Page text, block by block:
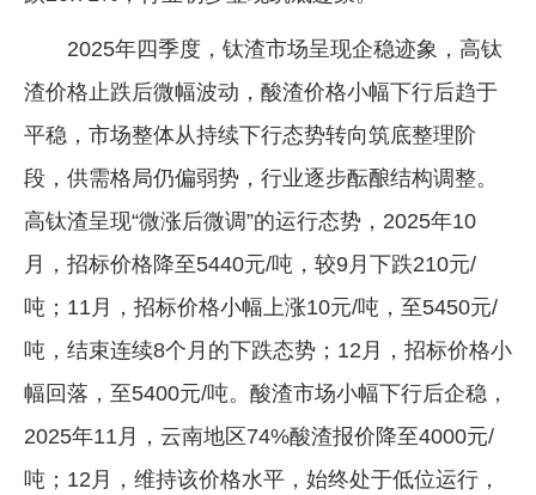
2025年四季度，钛渣市场呈现企稳迹象，高钛
渣价格止跌后微幅波动，酸渣价格小幅下行后趋于
平稳，市场整体从持续下行态势转向筑底整理阶
段，供需格局仍偏弱势，行业逐步酝酿结构调整。
高钛渣呈现“微涨后微调”的运行态势，2025年10
月，招标价格降至5440元/吨，较9月下跌210元/
吨；11月，招标价格小幅上涨10元/吨，至5450元/
吨，结束连续8个月的下跌态势；12月，招标价格小
幅回落，至5400元/吨。酸渣市场小幅下行后企稳，
2025年11月，云南地区74%酸渣报价降至4000元/
吨；12月，维持该价格水平，始终处于低位运行，